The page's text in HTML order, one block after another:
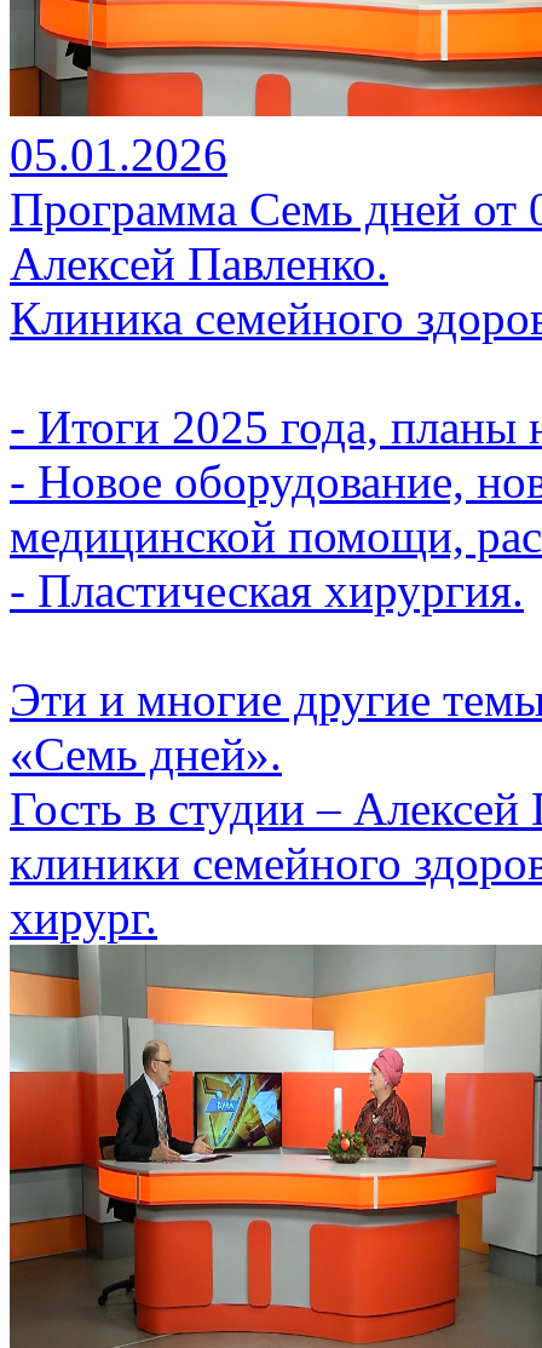
05.01.2026
Программа Семь дней от
Алексей Павленко.
Клиника семейного
- Итоги 2025 года, планы
- Новое оборудование,
медицинской помощи,
- Пластическая хирургия.
Эти и многие другие
«Семь дней».
Гость в студии –
клиники семейного
хирург.